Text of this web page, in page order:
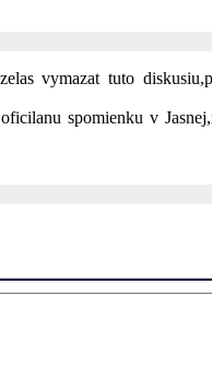
vymazat tuto
spomienku v